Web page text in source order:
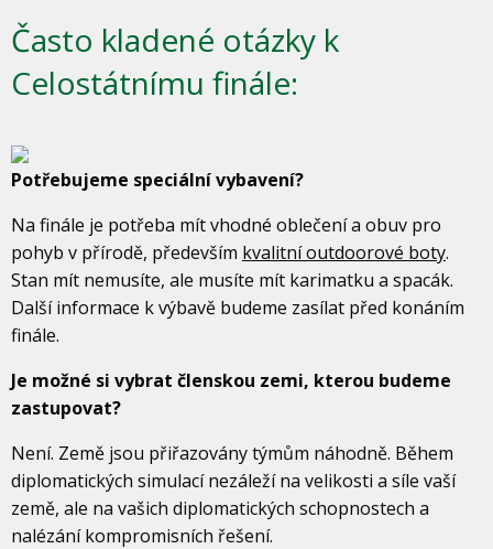
Často kladené otázky k
Celostátnímu finále:
Potřebujeme speciální vybavení?
Na finále je potřeba mít vhodné oblečení a obuv pro
pohyb v přírodě, především kvalitní outdoorové boty.
Stan mít nemusíte, ale musíte mít karimatku a spacák.
Další informace k výbavě budeme zasílat před konáním
finále.
Je možné si vybrat členskou zemi, kterou budeme
zastupovat?
Není. Země jsou přiřazovány týmům náhodně. Během
diplomatických simulací nezáleží na velikosti a síle vaší
země, ale na vašich diplomatických schopnostech a
nalézání kompromisních řešení.